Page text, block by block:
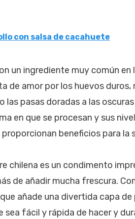
con salsa de cacahuete
un ingrediente muy común
de amor por los huevos duros,
las pasas doradas a las
en que se procesan y sus
proporcionan beneficios para
chilena es un condimento
de añadir mucha frescura.
añade una divertida capa
sea fácil y rápida de hacer y